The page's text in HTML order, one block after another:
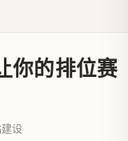
你的排位赛
设